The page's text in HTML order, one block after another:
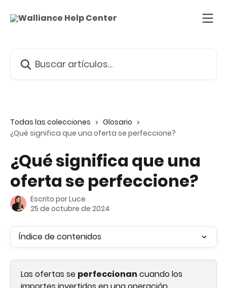
Todas las colecciones
Glosario
¿Qué significa que una oferta se perfeccione?
¿Qué significa que una
oferta se perfeccione?
Escrito porLuce
25 de octubre de 2024
Índice de contenidos
Las ofertas se perfeccionan cuando los